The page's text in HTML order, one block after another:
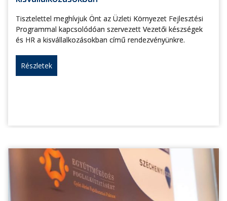
Tisztelettel meghívjuk Önt az Üzleti Környezet Fejlesztési
Programmal kapcsolódóan szervezett Vezetői készségek
és HR a kisvállalkozásokban című rendezvényünkre.
Részletek